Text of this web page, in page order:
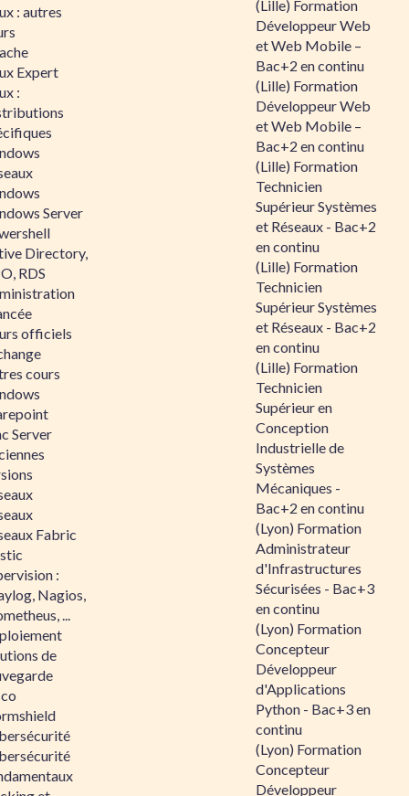
: autres
Expert
:
Server
Directory,
RDS
officiels
cours
Server
Fabric
:
Nagios,
...
de
(Lille) Formation
Développeur Web
et Web Mobile –
Bac+2 en continu
(Lille) Formation
Développeur Web
et Web Mobile –
Bac+2 en continu
(Lille) Formation
Technicien
Supérieur Systèmes
et Réseaux - Bac+2
en continu
(Lille) Formation
Technicien
Supérieur Systèmes
et Réseaux - Bac+2
en continu
(Lille) Formation
Technicien
Supérieur en
Conception
Industrielle de
Systèmes
Mécaniques -
Bac+2 en continu
(Lyon) Formation
Administrateur
d'Infrastructures
Sécurisées - Bac+3
en continu
(Lyon) Formation
Concepteur
Développeur
d'Applications
Python - Bac+3 en
continu
(Lyon) Formation
Concepteur
Développeur